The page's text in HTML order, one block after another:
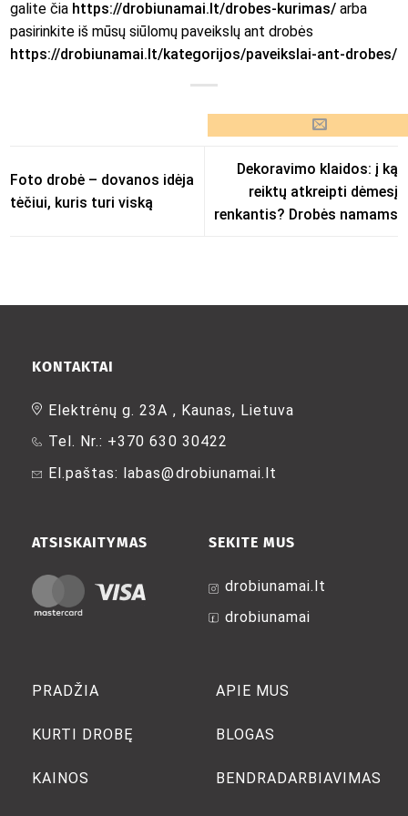
galite čia https://drobiunamai.lt/drobes-kurimas/ arba
pasirinkite iš mūsų siūlomų paveikslų ant drobės
https://drobiunamai.lt/kategorijos/paveikslai-ant-drobes/
Foto drobė – dovanos idėja
tėčiui, kuris turi viską
Dekoravimo klaidos: į ką
reiktų atkreipti dėmesį
renkantis? Drobės namams
PRADŽIA
KURTI DROBĘ
KAINOS
APIE MUS
BLOGAS
BENDRADARBIAVIMAS
SEKITE MUS
drobiunamai.lt
drobiunamai
ATSISKAITYMAS
KONTAKTAI
Elektrėnų g. 23A , Kaunas, Lietuva
Tel. Nr.: +370 630 30422
El.paštas: labas@drobiunamai.lt